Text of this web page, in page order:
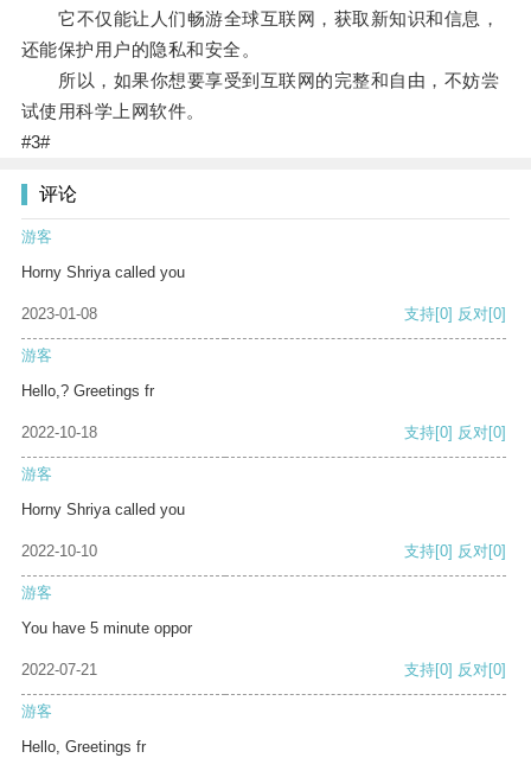
它不仅能让人们畅游全球互联网，获取新知识和信息，
还能保护用户的隐私和安全。
所以，如果你想要享受到互联网的完整和自由，不妨尝
试使用科学上网软件。
#3#
评论
游客
Horny Shriya called you
2023-01-08 支持[0] 反对[0]
游客
Hello,? Greetings fr
2022-10-18 支持[0] 反对[0]
游客
Horny Shriya called you
2022-10-10 支持[0] 反对[0]
游客
You have 5 minute oppor
2022-07-21 支持[0] 反对[0]
游客
Hello, Greetings fr